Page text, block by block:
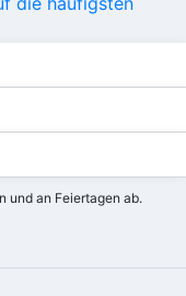
und an Feiertagen ab.